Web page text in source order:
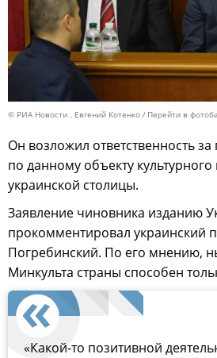
© РИА Новости . Евгений Котенко Перейти в
Он возложил ответственность
по данному объекту культурного
украинской столицы.
Заявление чиновника изданию
прокомментировал украинский
Погребинский. По его мнению,
Минкульта страны способен
«Какой-то позитивной